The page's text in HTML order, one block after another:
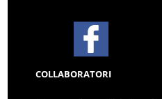
COLLABORATORI